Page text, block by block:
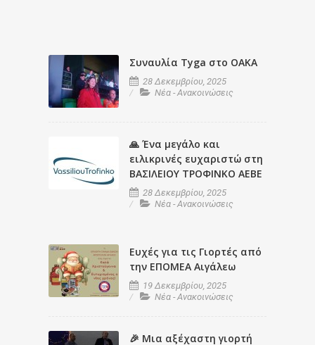
Συναυλία Tyga στο ΟΑΚΑ
28 Δεκεμβρίου, 2025
Νέα - Ανακοινώσεις
🙏 Ένα μεγάλο και
ειλικρινές ευχαριστώ στη
ΒΑΣΙΛΕΙΟΥ ΤΡΟΦΙΝΚΟ ΑΕΒΕ
28 Δεκεμβρίου, 2025
Νέα - Ανακοινώσεις
Ευχές για τις Γιορτές από
την ΕΠΟΜΕΑ Αιγάλεω
19 Δεκεμβρίου, 2025
Νέα - Ανακοινώσεις
🎉 Μια αξέχαστη γιορτή